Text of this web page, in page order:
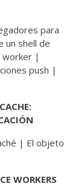
para
un shell de
worker |
push |
| El objeto
WORKERS